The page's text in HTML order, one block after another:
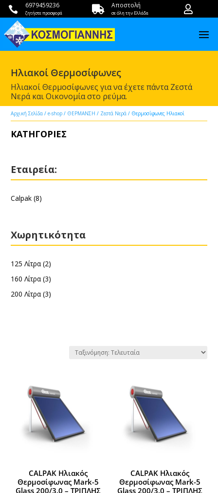
 6979459236
ζητήστε προσφορά  Αποστολή
σε όλη την Ελλάδα 
Ηλιακοί Θερμοσίφωνες
Ηλιακοί Θερμοσίφωνες για να έχετε πάντα Ζεστά
Νερά και Οικονομία στο ρεύμα.
Αρχική Σελίδα /e-shop / ΘΕΡΜΑΝΣΗ / Ζεστά Νερά / Θερμοσίφωνες Ηλιακοί
ΚΑΤΗΓΟΡΙΕΣ
Εταιρεία:
Calpak (8)
Χωρητικότητα
125 Λίτρα (2)
160 Λίτρα (3)
200 Λίτρα (3)
CALPAK Ηλιακός
Θερμοσίφωνας Mark-5
Glass 200/3.0 – ΤΡΙΠΛΗΣ
CALPAK Ηλιακός
Θερμοσίφωνας Mark-5
Glass 200/3.0 – ΤΡΙΠΛΗΣ